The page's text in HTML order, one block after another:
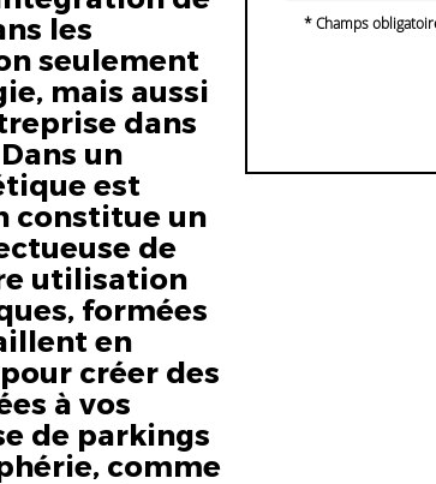
les
seulement
mais aussi
dans
un
est
constitue un
de
utilisation
formées
en
créer des
à vos
de parkings
comme
*Champs